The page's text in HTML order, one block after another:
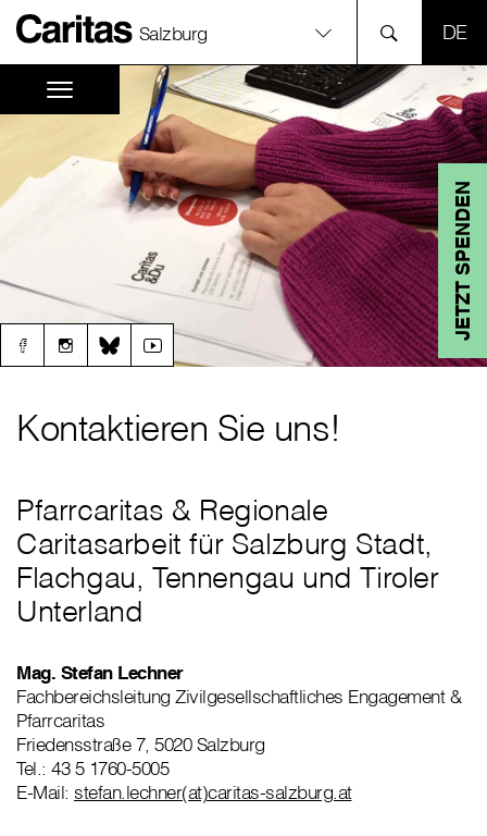
Salzburg
JETZT SPENDEN
Kontaktieren Sie uns!
Pfarrcaritas & Regionale
Caritasarbeit für Salzburg Stadt,
Flachgau, Tennengau und Tiroler
Unterland
Mag. Stefan Lechner
Fachbereichsleitung Zivilgesellschaftliches Engagement &
Pfarrcaritas
Friedensstraße 7, 5020 Salzburg
Tel.: 43 5 1760-5005
E-Mail: stefan.lechner(at)caritas-salzburg.at